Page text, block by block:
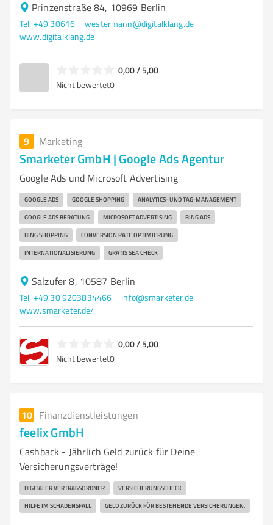
Prinzenstraße 84, 10969 Berlin
Tel. +49 30616
westermann@digitalklang.de
www.digitalklang.de
0,00 / 5,00
Nicht bewertet0
9 Marketing
Smarketer GmbH | Google Ads Agentur
Google Ads und Microsoft Advertising
GOOGLE ADS GOOGLE SHOPPING ANALYTICS- UND TAG-MANAGEMENT
GOOGLE ADS BERATUNG MICROSOFT ADVERTISING BING ADS
BING SHOPPING CONVERSION RATE OPTIMIERUNG
INTERNATIONALISIERUNG GRATIS SEA CHECK
Salzufer 8, 10587 Berlin
Tel. +49 30 9203834466
info@smarketer.de
www.smarketer.de/
0,00 / 5,00
Nicht bewertet0
10 Finanzdienstleistungen
feelix GmbH
Cashback - Jährlich Geld zurück für Deine
Versicherungsverträge!
DIGITALER VERTRAGSORDNER VERSICHERUNGSCHECK
HILFE IM SCHADENSFALL GELD ZURÜCK FÜR BESTEHENDE VERSICHERUNGEN.